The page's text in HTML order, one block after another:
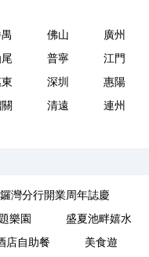
佛山
廣州
普寧
江門
深圳
惠陽
清遠
連州
灣分行開業周年誌慶
樂園
盛夏池畔嬉水
店自助餐
美食遊